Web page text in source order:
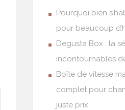
Pourquoi bien
pour beaucoup
Degusta Box : la
incontournables
Boîte de vitesse
complet pour
juste prix